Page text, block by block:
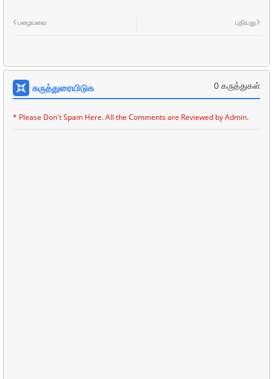
புதியது
பழையவை
கருத்துரையிடுக 0 கருத்துகள்
* Please Don't Spam Here. All the Comments are Reviewed by Admin.